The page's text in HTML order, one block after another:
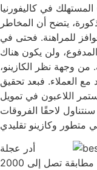
المستهلك في كاليفورنيا (CCPA)، مما يعني التزامًا بحماية خصوصية
يتضح أن المخاطر
للمراهنة. فحتى في
ولن يكون هناك
وجهة نظر الكازينو،
مع العملاء. فبعد تحقيق
اللاعبون في تمويل
لاحقًا الفروقات
أدر عجلة
المكافآت واحصل على فرصة الفوز بمكافأة مطابقة تصل إلى 2000